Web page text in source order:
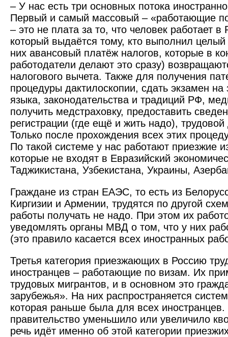
– У нас есть три основных потока
Первый и самый массовый – «работающие
– это не плата за то, что человек работает
который выдаётся тому, кто выполнил
них авансовый платёж налогов, которые в
работодатели делают это сразу)
налогового вычета. Также для получения
процедуры дактилоскопии, сдать экзамен на
языка, законодательства и традиций РФ,
получить медстраховку, предоставить
регистрации (где ещё и жить надо), трудовой
Только после прохождения всех этих
По такой системе у нас работают приезжие
которые не входят в Евразийский
Таджикистана, Узбекистана, Украины,
Граждане из стран ЕАЭС, то есть из
Киргизии и Армении, трудятся по другой
работы получать не надо. При этом их
уведомлять органы МВД о том, что у них
(это правило касается всех иностранных
Третья категория приезжающих в Россию
иностранцев – работающие по визам. Их
трудовых мигрантов, и в основном это
зарубежья». На них распространяется
которая раньше была для всех иностранцев.
правительство уменьшило или увеличило
речь идёт именно об этой категории